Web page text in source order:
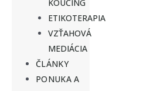
KOUČING
ETIKOTERAPIA
VZŤAHOVÁ
MEDIÁCIA
ČLÁNKY
PONUKA A